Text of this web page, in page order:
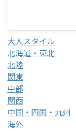
大人スタイル
北海道・東北
北陸
関東
中部
関西
中国・四国・九州
海外